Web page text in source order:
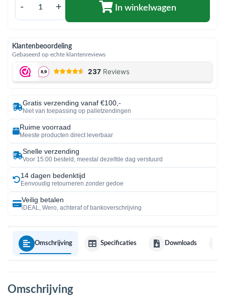
- + In winkelwagen
Klantenbeoordeling
Gebaseerd op echte klantenreviews
Gratis verzending vanaf €100,-
Niet van toepassing op palletzendingen
Ruime voorraad
Meeste producten direct leverbaar
Snelle verzending
Voor 15:00 besteld, meestal dezelfde dag verstuurd
14 dagen bedenktijd
Eenvoudig retourneren zonder gedoe
Veilig betalen
iDEAL, Wero, achteraf of bankoverschrijving
Omschrijving Specificaties Downloads
Omschrijving